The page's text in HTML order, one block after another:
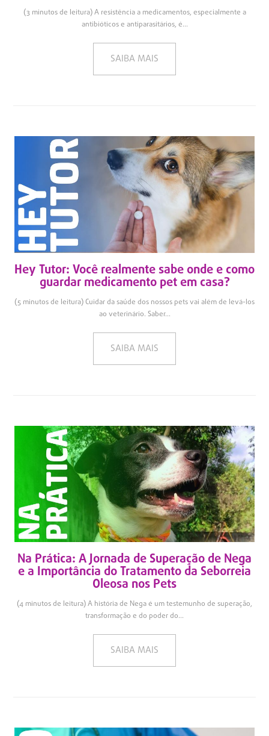
(3 minutos de leitura) A resistência a medicamentos, especialmente a
antibióticos e antiparasitários, é...
SAIBA MAIS
Hey Tutor: Você realmente sabe onde e como
guardar medicamento pet em casa?
(5 minutos de leitura) Cuidar da saúde dos nossos pets vai além de levá-los
ao veterinário. Saber...
SAIBA MAIS
Na Prática: A Jornada de Superação de Nega
e a Importância do Tratamento da Seborreia
Oleosa nos Pets
(4 minutos de leitura) A história de Nega é um testemunho de superação,
transformação e do poder do...
SAIBA MAIS